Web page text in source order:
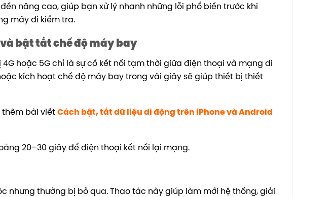
nâng cao, giúp bạn xử lý nhanh những lỗi phổ biến trước khi
máy đi kiểm tra.
và bật tắt chế độ máy bay
hoặc 5G chỉ là sự cố kết nối tạm thời giữa điện thoại và mạng di
kích hoạt chế độ máy bay trong vài giây sẽ giúp thiết bị thiết
thêm bài viết Cách bật, tắt dữ liệu di động trên iPhone và Android
20–30 giây để điện thoại kết nối lại mạng.
nhưng thường bị bỏ qua. Thao tác này giúp làm mới hệ thống, giải